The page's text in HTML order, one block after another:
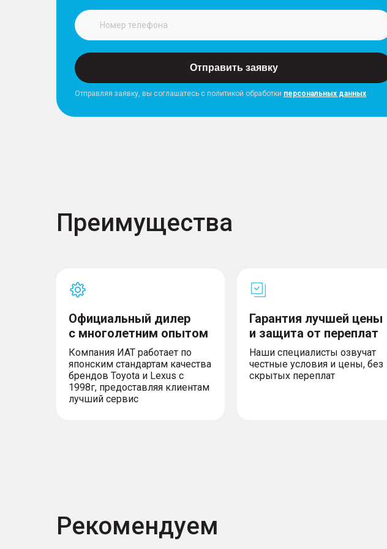
Отправить заявку
Отправляя заявку, вы соглашатесь с политикой обработки персональных данных
Преимущества
Официальный дилер
с многолетним опытом
Компания ИАТ работает по
японским стандартам качества
брендов Toyota и Lexus с
1998г, предоставляя клиентам
лучший сервис
Гарантия лучшей цены
и защита от переплат
Наши специалисты озвучат
честные условия и цены, без
скрытых переплат
Рекомендуем